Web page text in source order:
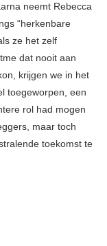
neemt Rebecca
“herkenbare
ze het zelf
dat nooit aan
krijgen we in het
toegeworpen, een
rol had mogen
maar toch
toekomst te